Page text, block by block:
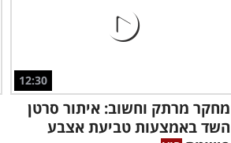
12:30
מחקר מרתק וחשוב: איתור סרטן
השד באמצעות טביעת אצבע